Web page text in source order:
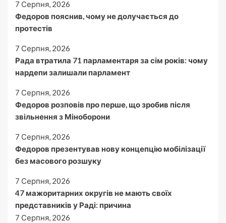
7 Серпня, 2026
Федоров пояснив, чому не долучається до
протестів
7 Серпня, 2026
Рада втратила 71 парламентаря за сім років: чому
нардепи залишали парламент
7 Серпня, 2026
Федоров розповів про перше, що зробив після
звільнення з Міноборони
7 Серпня, 2026
Федоров презентував нову концепцію мобілізації
без масового розшуку
7 Серпня, 2026
47 мажоритарних округів не мають своїх
представників у Раді: причина
7 Серпня, 2026